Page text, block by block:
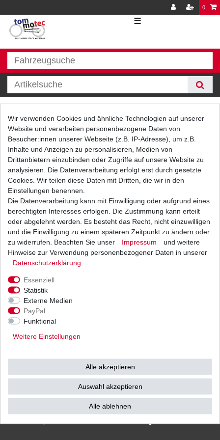
0
☰
Luftfilter
Filter
Versand
Ab einem Warenwert von
vereinbaren!
)
Wir verwenden Cookies und ähnliche Technologien auf unserer
Website und verarbeiten personenbezogene Daten von
Besucher:innen unserer Webseite (z.B. IP-Adresse), um z.B.
Inhalte und Anzeigen zu personalisieren, Medien von
Drittanbietern einzubinden oder Zugriffe auf unsere Website zu
analysieren. Die Datenverarbeitung erfolgt erst durch gesetzte
Cookies. Wir teilen diese Daten mit Dritten, die wir in den
Einstellungen benennen.
Die Datenverarbeitung kann mit Einwilligung oder aufgrund eines
berechtigten Interesses erfolgen. Die Zustimmung kann erteilt
oder abgelehnt werden. Es besteht das Recht, nicht einzuwilligen
und die Einwilligung zu einem späteren Zeitpunkt zu ändern oder
zu widerrufen. Beachten Sie unser
Impressum
und weitere
Hinweise zur Verwendung personenbezogener Daten in unserer
Daten­schutz­erklärung
Essenziell
Statistik
Externe Medien
PayPal
Funktional
Weitere Einstellungen
Alle akzeptieren
Auswahl akzeptieren
Alle ablehnen